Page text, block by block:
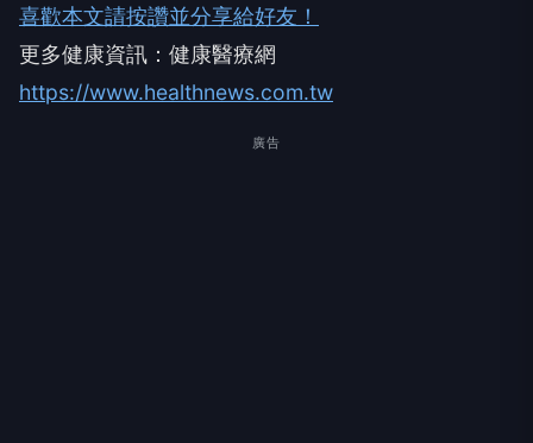
喜歡本文請按讚並分享給好友！
更多健康資訊：健康醫療網
https://www.healthnews.com.tw
廣告